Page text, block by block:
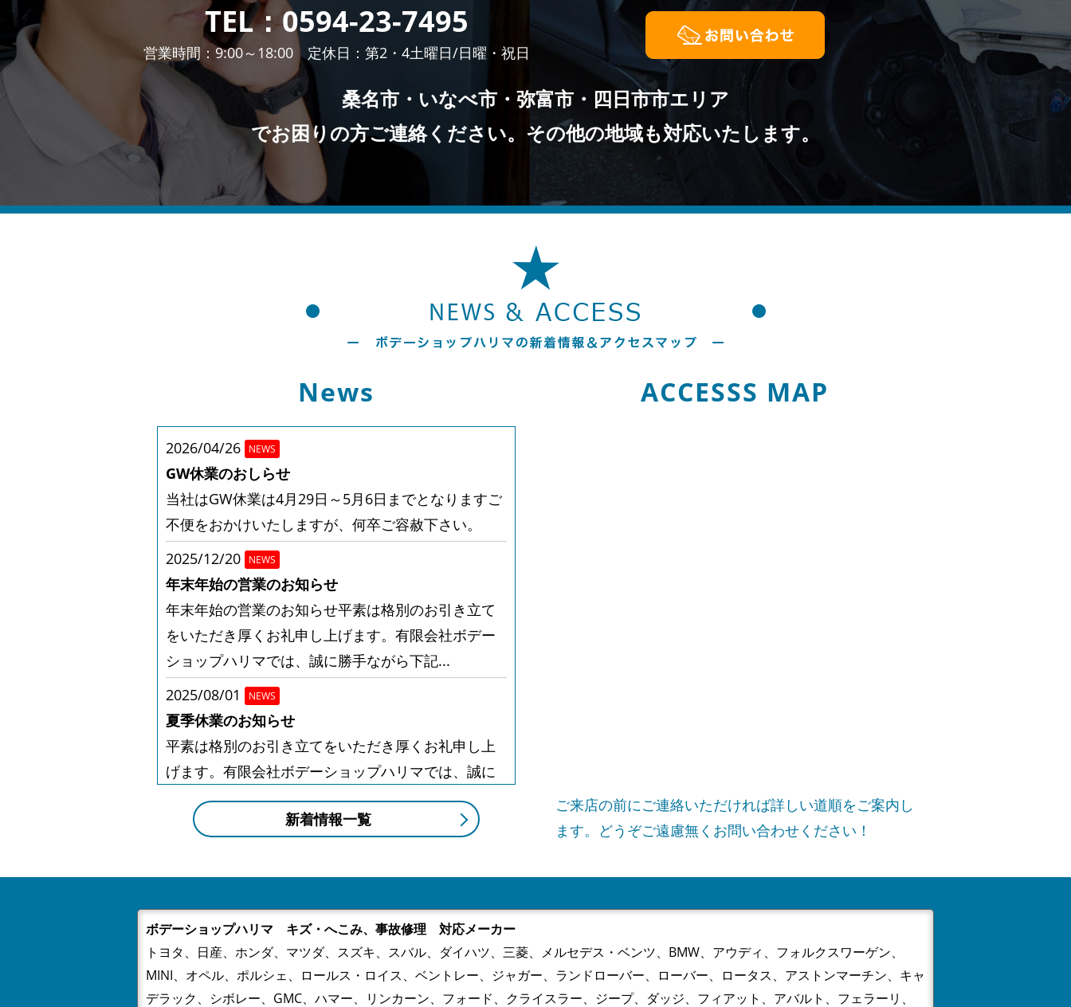
TEL：0594-23-7495
営業時間：9:00～18:00 定休日：第2・4土曜日/日曜・祝日
桑名市・いなべ市・弥富市・四日市市エリア
でお困りの方ご連絡ください。その他の地域も対応いたします。
News
2026/04/26 NEWS
GW休業のおしらせ
当社はGW休業は4月29日～5月6日までとなりますご
不便をおかけいたしますが、何卒ご容赦下さい。
2025/12/20
NEWS
年末年始の営業のお知らせ
年末年始の営業のお知らせ平素は格別のお引き立て
をいただき厚くお礼申し上げます。有限会社ボデー
ショップハリマでは、誠に勝手ながら下記...
2025/08/01
NEWS
夏季休業のお知らせ
平素は格別のお引き立てをいただき厚くお礼申し上
げます。有限会社ボデーショップハリマでは、誠に
勝手ながら下記日程を夏季休業とさせてい...
2025/04/30
当社はGW休業は5月3日～5月6日までとなりますご
不便をおかけいたしますが、何卒ご容赦下さい。
2024/12/23
年末年始の営業のお知らせ
年末年始の営業のお知らせ平素は格別のお引き立て
新着情報一覧
ACCESSS MAP
ご来店の前にご連絡いただければ詳しい道順をご案内し
ます。どうぞご遠慮無くお問い合わせください！
ボデーショップハリマ キズ・へこみ、事故修理 対応メーカー
トヨタ、日産、ホンダ、マツダ、スズキ、スバル、ダイハツ、三菱、メルセデス・ベンツ、BMW、アウディ、フォルクスワーゲン、
MINI、オペル、ポルシェ、ロールス・ロイス、ベントレー、ジャガー、ランドローバー、ローバー、ロータス、アストンマーチン、キャ
デラック、シボレー、GMC、ハマー、リンカーン、フォード、クライスラー、ジープ、ダッジ、フィアット、アバルト、フェラーリ、